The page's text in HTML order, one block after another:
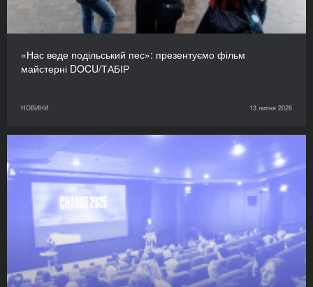
«Нас веде подільський пес»: презентуємо фільм
майстерні DOCU/ТАБІР
НОВИНИ 13 липня 2026